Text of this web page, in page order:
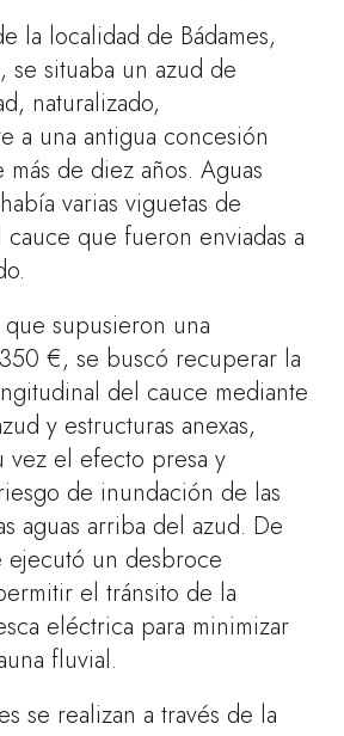
la localidad de Bádames,
situaba un azud de
naturalizado,
a una antigua concesión
de diez años. Aguas
varias viguetas de
que fueron enviadas a
supusieron una
€, se buscó recuperar la
del cauce mediante
y estructuras anexas,
vez el efecto presa y
de inundación de las
aguas arriba del azud. De
ejecutó un desbroce
el tránsito de la
eléctrica para minimizar
fluvial.
se realizan a través de la